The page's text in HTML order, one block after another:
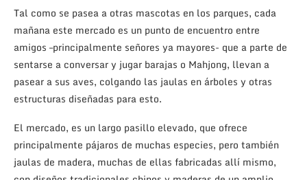
Tal como se pasea a otras mascotas en los parques, cada
mañana este mercado es un punto de encuentro entre
amigos –principalmente señores ya mayores- que a parte de
sentarse a conversar y jugar barajas o Mahjong, llevan a
pasear a sus aves, colgando las jaulas en árboles y otras
estructuras diseñadas para esto.
El mercado, es un largo pasillo elevado, que ofrece
principalmente pájaros de muchas especies, pero también
jaulas de madera, muchas de ellas fabricadas allí mismo,